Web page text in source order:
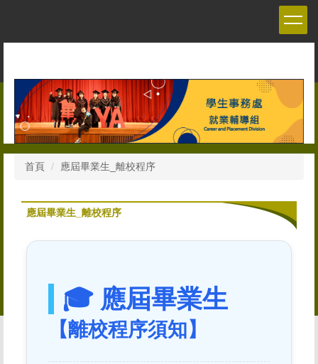
首頁 應屆畢業生_離校程序
應屆畢業生_離校程序
🎓 應屆畢業生
【離校程序須知】